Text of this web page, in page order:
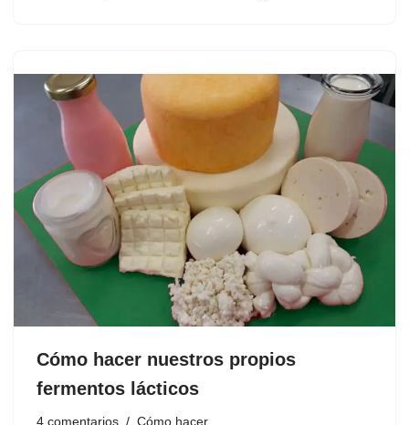
Cómo hacer nuestros propios
fermentos lácticos
4 comentarios Cómo hacer